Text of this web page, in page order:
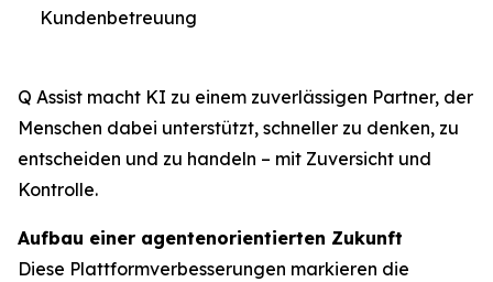
Kundenbetreuung
Q Assist macht KI zu einem zuverlässigen Partner, der
Menschen dabei unterstützt, schneller zu denken, zu
entscheiden und zu handeln – mit Zuversicht und
Kontrolle.
Aufbau einer agentenorientierten Zukunft
Diese Plattformverbesserungen markieren die